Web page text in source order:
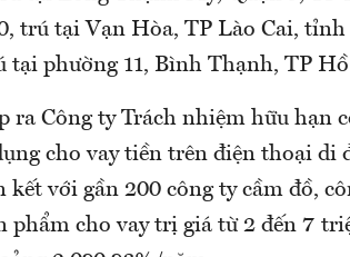
trú tại Vạn Hòa, TP Lào Cai,
tại phường 11, Bình Thạnh, TP
ra Công ty Trách nhiệm hữu hạn
cho vay tiền trên điện thoại di
kết với gần 200 công ty cầm đồ,
phẩm cho vay trị giá từ 2 đến 7